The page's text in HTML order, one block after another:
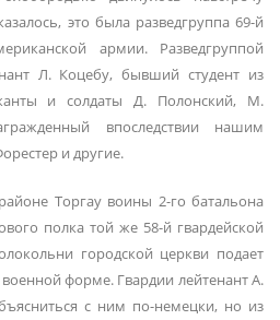
это была разведгруппа 69-й
армии. Разведгруппой
Л. Коцебу, бывший студент из
и солдаты Д. Полонский, М.
впоследствии нашим
и другие.
Торгау воины 2-го батальона
полка той же 58-й гвардейской
городской церкви подает
форме. Гвардии лейтенант А.
с ним по-немецки, но из